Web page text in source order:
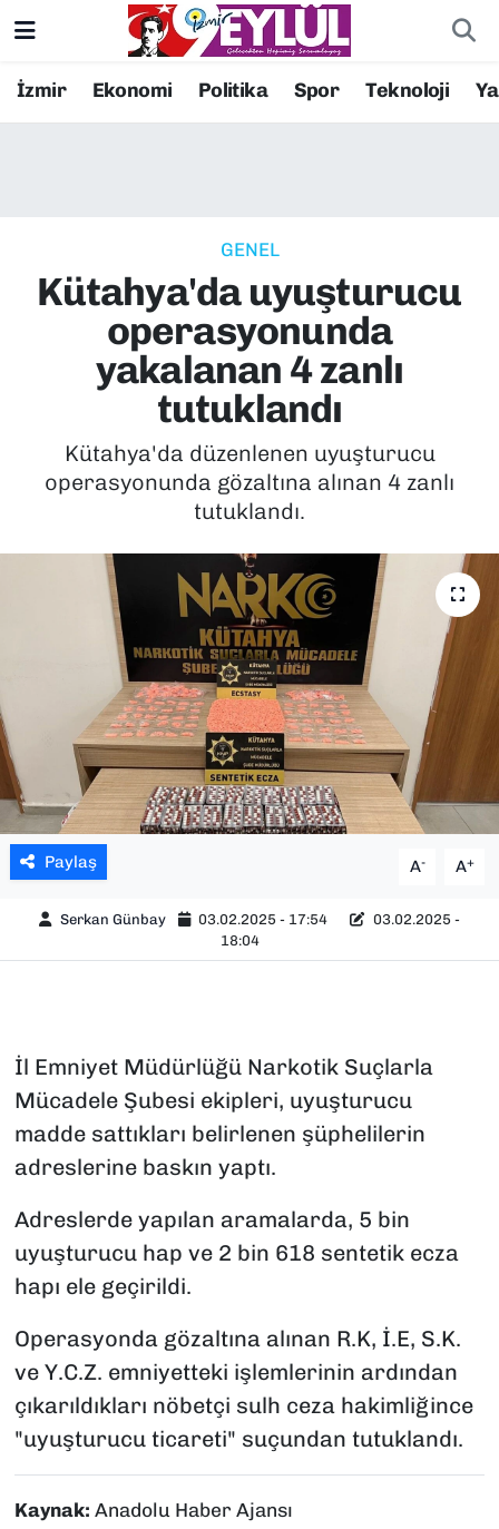
İzmir Ekonomi Politika Spor Teknoloji
GENEL
Kütahya'da uyuşturucu
operasyonunda
yakalanan 4 zanlı
tutuklandı
Kütahya'da düzenlenen uyuşturucu
operasyonunda gözaltına alınan 4 zanlı
tutuklandı.
Paylaş A- A+
Serkan Günbay 03.02.2025 - 17:54
03.02.2025 -
18:04
İl Emniyet Müdürlüğü Narkotik Suçlarla
Mücadele Şubesi ekipleri, uyuşturucu
madde sattıkları belirlenen şüphelilerin
adreslerine baskın yaptı.
Adreslerde yapılan aramalarda, 5 bin
uyuşturucu hap ve 2 bin 618 sentetik ecza
hapı ele geçirildi.
Operasyonda gözaltına alınan R.K, İ.E, S.K.
ve Y.C.Z. emniyetteki işlemlerinin ardından
çıkarıldıkları nöbetçi sulh ceza hakimliğince
"uyuşturucu ticareti" suçundan tutuklandı.
Kaynak: Anadolu Haber Ajansı
Resmi İlanlar
EKONOMİ
KÜLTÜR SANAT
POLİTİKA
SPOR
TEKNOLOJİ
YAŞAM
YEREL YÖNETİMLER
Konak Nöbetçi Eczaneler
Süper Lig Puan Durumu ve Fikstür
Tüm Manşetler
Son Dakika Haberleri
Haber Arşivi